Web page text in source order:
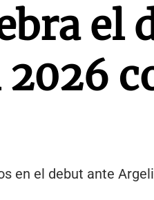
el
2026
en el debut ante